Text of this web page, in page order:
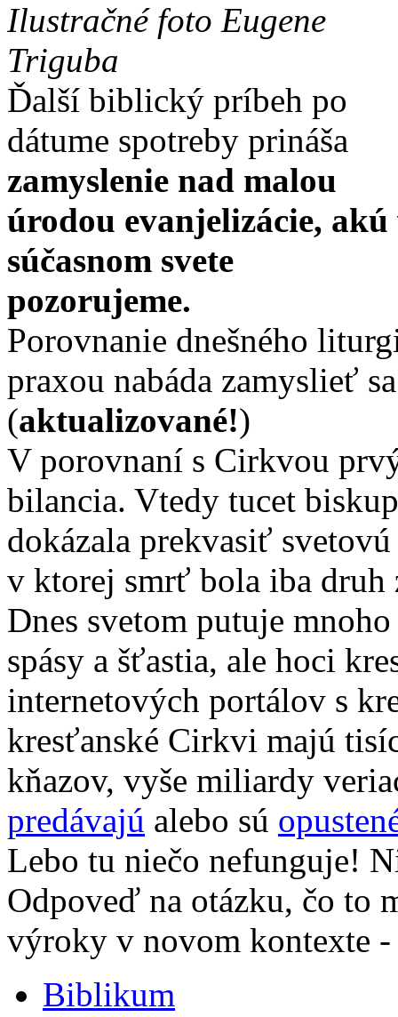
Ilustračné foto Eugene
Triguba
Ďalší biblický príbeh po
dátume spotreby prináša
zamyslenie nad malou
úrodou evanjelizácie, akú
súčasnom svete
pozorujeme.
Porovnanie dnešného
praxou nabáda zamyslieť
(aktualizované!)
V porovnaní s Cirkvou
bilancia. Vtedy tucet
dokázala prekvasiť
v ktorej smrť bola iba druh
Dnes svetom putuje
spásy a šťastia, ale hoci
internetových portálov s
kresťanské Cirkvi majú
kňazov, vyše miliardy
predávajú alebo sú
Lebo tu niečo nefunguje!
Odpoveď na otázku, čo to
výroky v novom kontexte
Biblikum